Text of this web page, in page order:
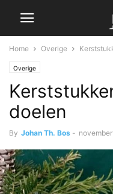
Home Overige
Overige
doelen
By Johan Th. Bos -